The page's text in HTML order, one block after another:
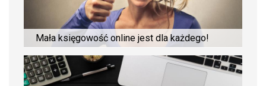
Mała księgowość online jest dla każdego!